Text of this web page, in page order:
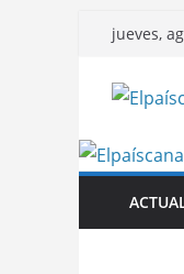
Saltar
contenido
jueves,